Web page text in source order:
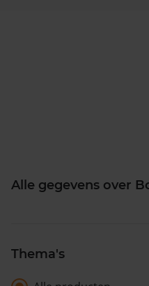
Alle gegevens over
Thema's